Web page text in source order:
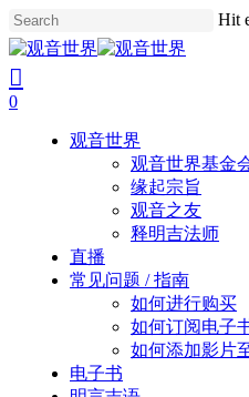
Skip
to
main
content
Hit
Close
Search
search
account
0
观音世界
观音世界基金
缘起宗旨
观音之友
释明吉法师
直播
常见问题 / 指南
如何进行购买
如何订阅电子
如何添加影片
电子书